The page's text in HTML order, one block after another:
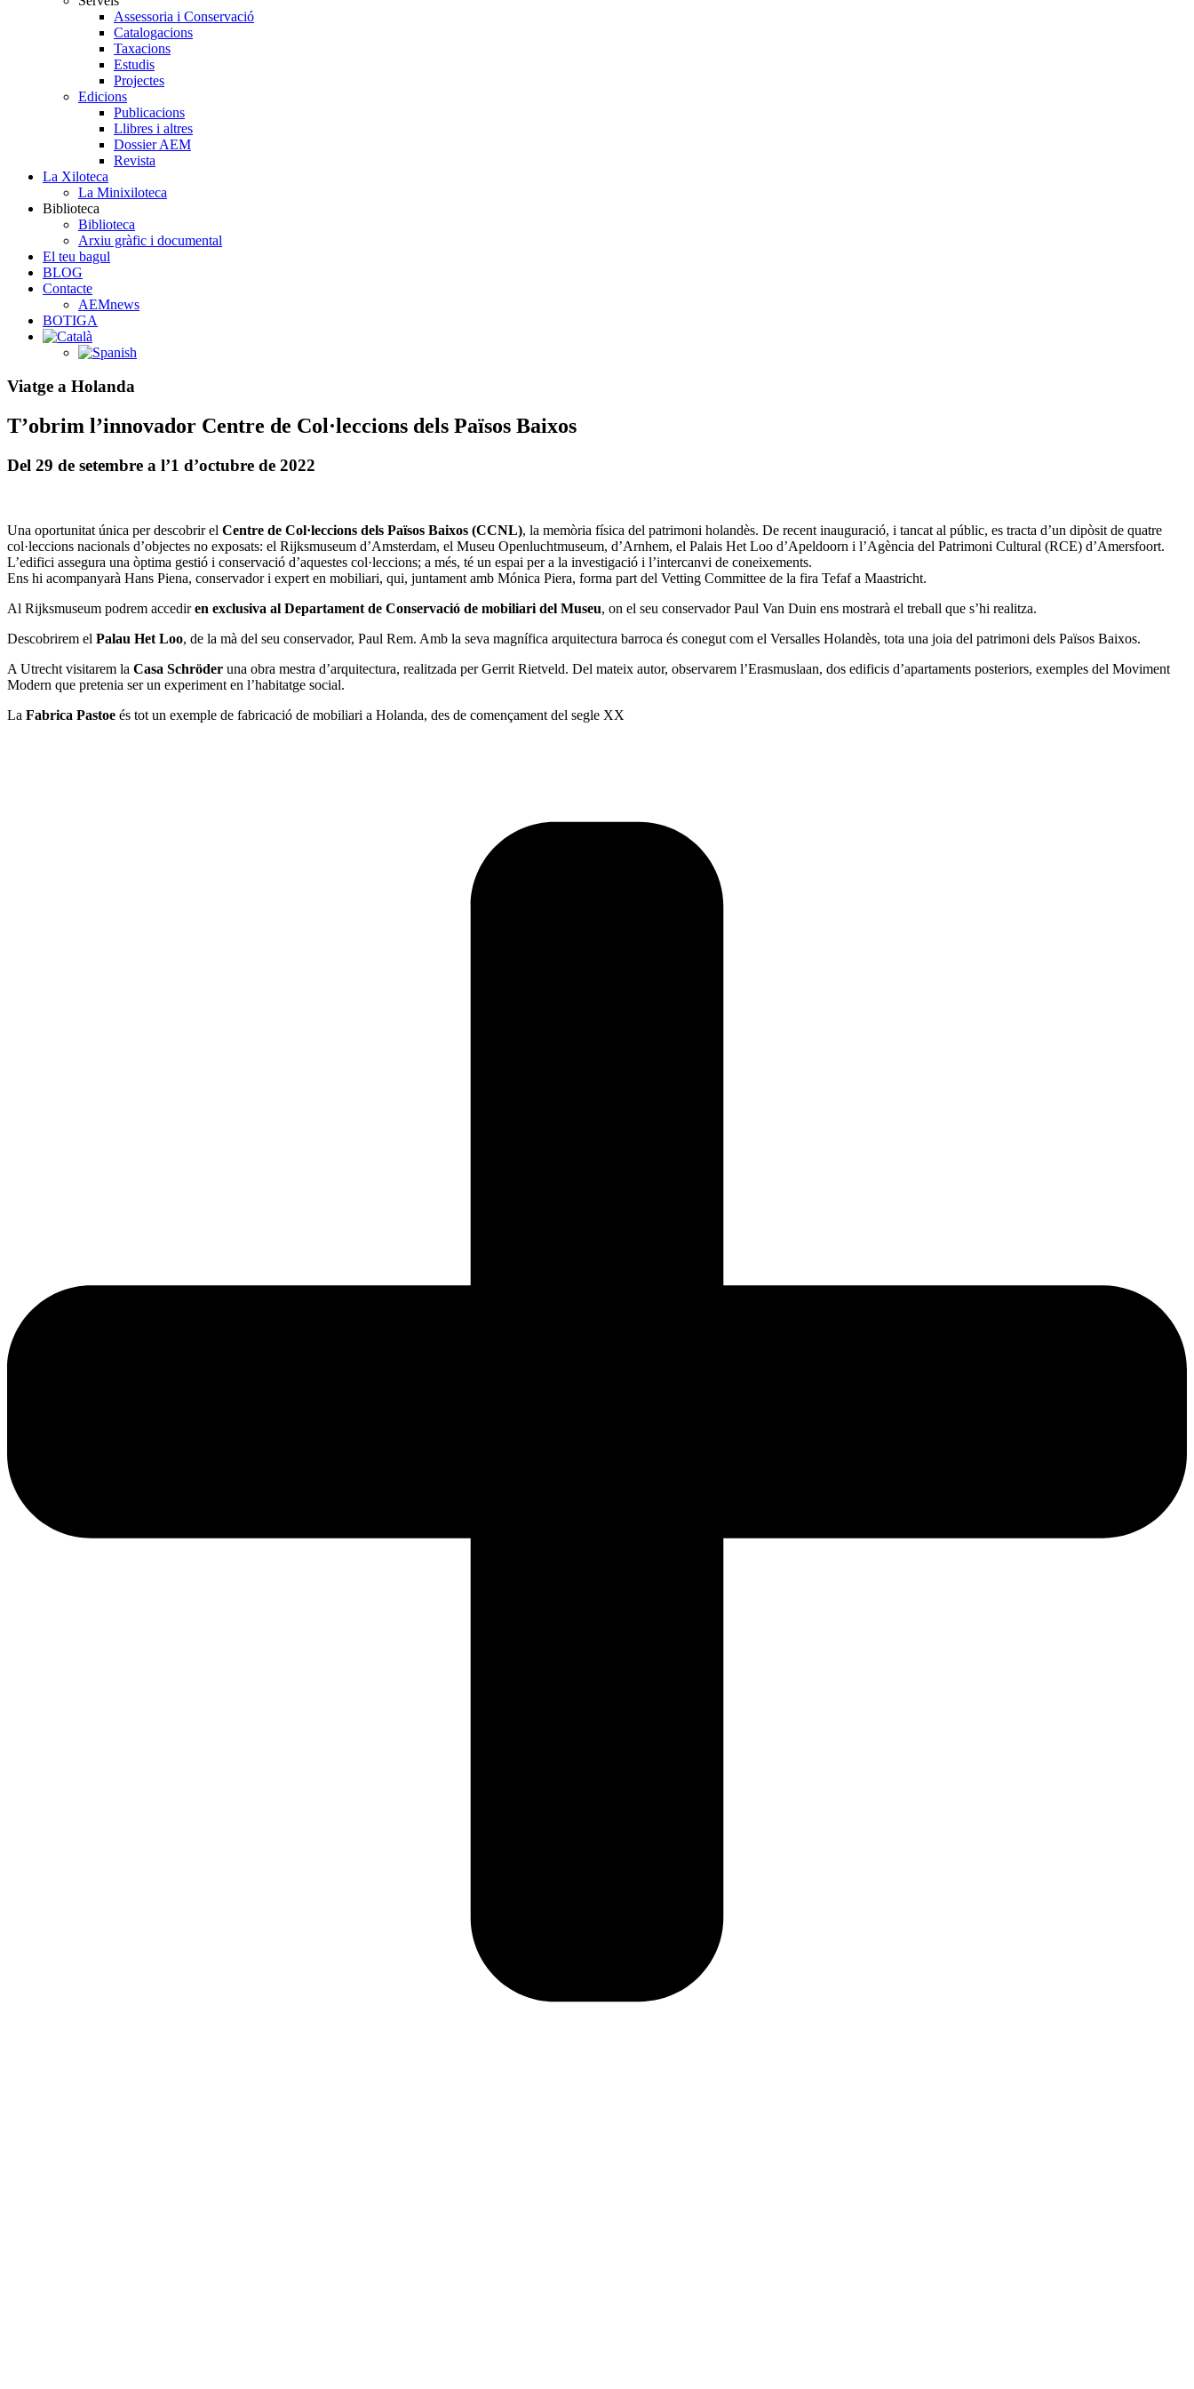
Assessoria i Conservació
Catalogacions
Taxacions
Estudis
Projectes
Edicions
Publicacions
Llibres i altres
Dossier AEM
Revista
La Xiloteca
La Minixiloteca
Biblioteca
Biblioteca
Arxiu gràfic i documental
El teu bagul
BLOG
Contacte
AEMnews
BOTIGA
Viatge a Holanda
T’obrim l’innovador Centre de Col·leccions dels Països Baixos
Del 29 de setembre a l’1 d’octubre de 2022
Una oportunitat única per descobrir el Centre de Col·leccions dels Països Baixos (CCNL), la memòria física del patrimoni holandès. De recent inauguració, i tancat al públic, es tracta d’un dipòsit de quatre
col·leccions nacionals d’objectes no exposats: el Rijksmuseum d’Amsterdam, el Museu Openluchtmuseum, d’Arnhem, el Palais Het Loo d’Apeldoorn i l’Agència del Patrimoni Cultural (RCE) d’Amersfoort.
L’edifici assegura una òptima gestió i conservació d’aquestes col·leccions; a més, té un espai per a la investigació i l’intercanvi de coneixements.
Ens hi acompanyarà Hans Piena, conservador i expert en mobiliari, qui, juntament amb Mónica Piera, forma part del Vetting Committee de la fira Tefaf a Maastricht.
Al Rijksmuseum podrem accediren exclusiva al Departament de Conservació de mobiliari del Museu, on el seu conservador Paul Van Duin ens mostrarà el treball que s’hi realitza.
Descobrirem el Palau Het Loo, de la mà del seu conservador, Paul Rem. Amb la seva magnífica arquitectura barroca és conegut com el Versalles Holandès, tota una joia del patrimoni dels Països Baixos.
A Utrecht visitarem la Casa Schröder una obra mestra d’arquitectura, realitzada per Gerrit Rietveld. Del mateix autor, observarem l’Erasmuslaan, dos edificis d’apartaments posteriors, exemples del Moviment
Modern que pretenia ser un experiment en l’habitatge social.
La Fabrica Pastoe és tot un exemple de fabricació de mobiliari a Holanda, des de començament del segle XX